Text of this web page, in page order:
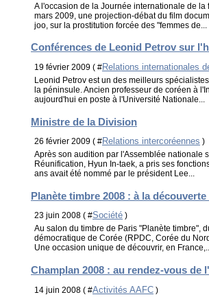
A l'occasion de la Journée internationale de
mars 2009, une projection-débat du film
joo, sur la prostitution forcée des "femmes de...
Conférences de Leonid Petrov sur
19 février 2009 ( #Relations internationales
Leonid Petrov est un des meilleurs
la péninsule. Ancien professeur de coréen à
aujourd'hui en poste à l'Université Nationale...
Ministre de la Division
26 février 2009 ( #Relations intercoréennes )
Après son audition par l'Assemblée nationale
Réunification, Hyun In-taek, a pris ses
ans avait été nommé par le président Lee...
Planète timbre 2008 : à la
23 juin 2008 ( #Société )
Au salon du timbre de Paris "Planète timbre",
démocratique de Corée (RPDC, Corée du
Une occasion unique de découvrir, en
Champlan 2008 : au rendez-vous de
14 juin 2008 ( #Activités AAFC )